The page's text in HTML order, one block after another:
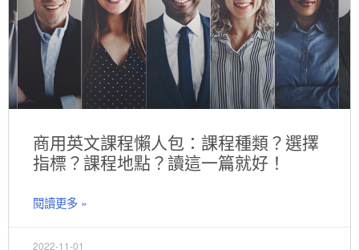
商用英文課程懶人包：課程種類？選擇
指標？課程地點？讀這一篇就好！
閱讀更多 »
2022-11-01